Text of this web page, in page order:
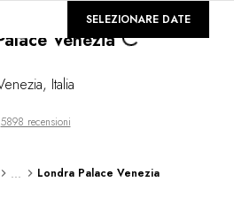
GALLERIA
Venezia
, Italia
5898 recensioni
... Londra Palace Venezia
SELEZIONARE DATE